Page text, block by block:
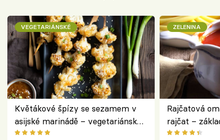
VEGETARIÁNSKÉ
Květákové špízy se sezamem v
asijské marinádě – vegetariánská
chuťovka z grilu
ZELENINA
Rajčatová
rajčat –